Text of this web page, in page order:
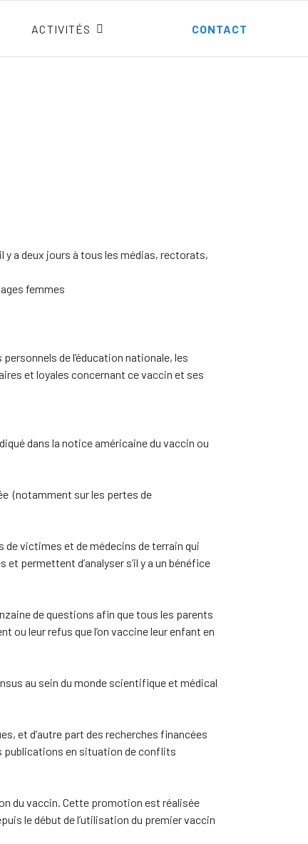
ACTIVITÉS CONTACT
y a deux jours à tous les médias, rectorats,
femmes
de l’éducation nationale, les
et loyales concernant ce vaccin et ses
dans la notice américaine du vaccin ou
(notamment sur les pertes de
victimes et de médecins de terrain qui
permettent d’analyser s’il y a un bénéfice
de questions afin que tous les parents
ou leur refus que l’on vaccine leur enfant en
au sein du monde scientifique et médical
et d’autre part des recherches financées
publications en situation de conflits
du vaccin. Cette promotion est réalisée
le début de l’utilisation du premier vaccin